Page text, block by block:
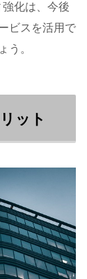
化は、今後
ビスを活用で
う。
ット